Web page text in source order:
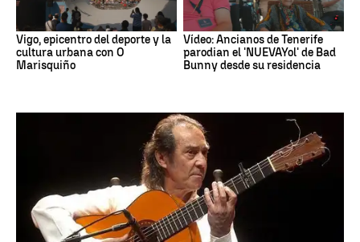
Vigo, epicentro del deporte y la
cultura urbana con O
Marisquiño
Vídeo: Ancianos de Tenerife
parodian el 'NUEVAYol' de Bad
Bunny desde su residencia